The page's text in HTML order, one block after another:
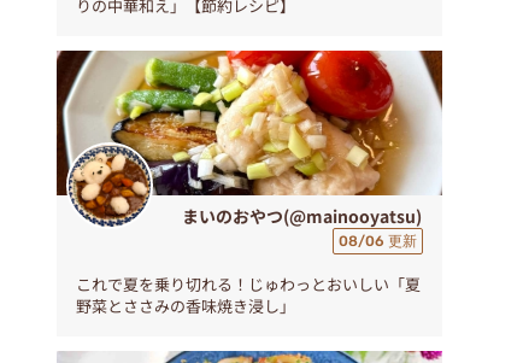
りの中華和え」【節約レシピ】
まいのおやつ(@mainooyatsu)
08/06 更新
これで夏を乗り切れる！じゅわっとおいしい「夏
野菜とささみの香味焼き浸し」